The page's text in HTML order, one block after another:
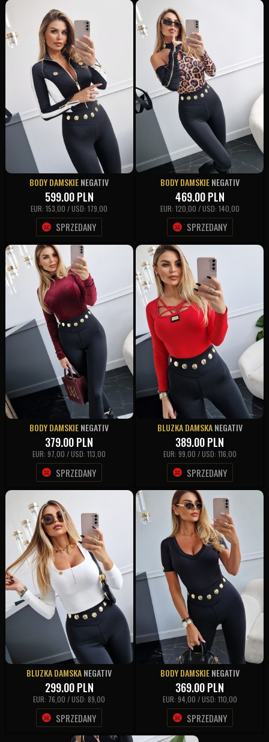
BODY DAMSKIENEGATIV
599.00PLN
EUR: 153,00 / USD: 179,00
SPRZEDANY
BODY DAMSKIENEGATIV
469.00PLN
EUR: 120,00 / USD: 140,00
SPRZEDANY
BODY DAMSKIENEGATIV
379.00PLN
EUR: 97,00 / USD: 113,00
SPRZEDANY
BLUZKA DAMSKANEGATIV
389.00PLN
EUR: 99,00 / USD: 116,00
SPRZEDANY
BLUZKA DAMSKANEGATIV
299.00PLN
EUR: 76,00 / USD: 89,00
SPRZEDANY
BODY DAMSKIENEGATIV
369.00PLN
EUR: 94,00 / USD: 110,00
SPRZEDANY